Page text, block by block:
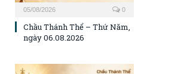
05/08/2026 0
Chầu Thánh Thể – Thứ Năm,
ngày 06.08.2026